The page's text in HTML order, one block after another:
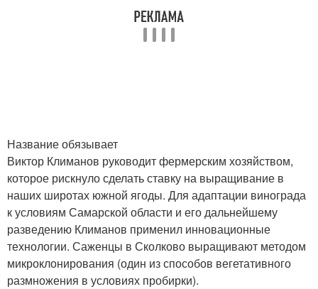
Название обязывает
Виктор Климанов руководит фермерским хозяйством,
которое рискнуло сделать ставку на выращивание в
наших широтах южной ягоды. Для адаптации винограда
к условиям Самарской области и его дальнейшему
разведению Климанов применил инновационные
технологии. Саженцы в Сколково выращивают методом
микроклонирования (один из способов вегетативного
размножения в условиях пробирки).